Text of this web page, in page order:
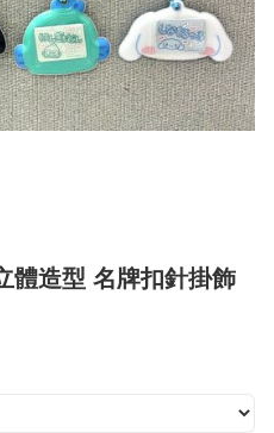
體造型 名牌扣針掛飾